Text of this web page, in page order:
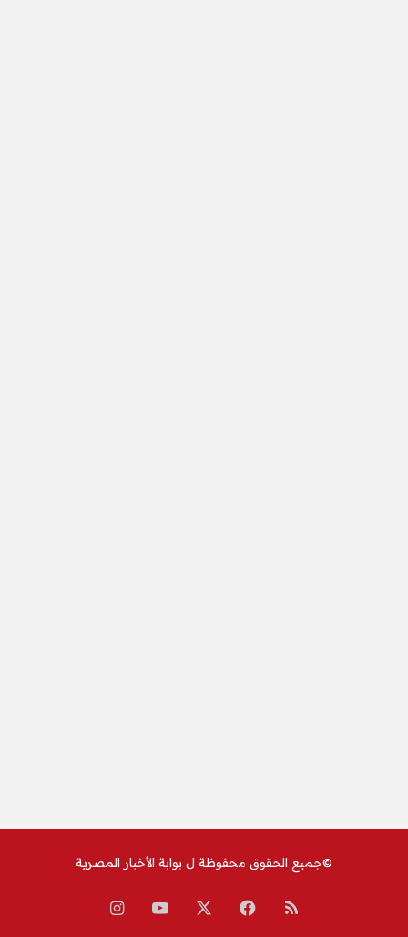
©جميع الحقوق محفوظة ل بوابة الأخبار المصرية
ملخص فيسبوك ‫YouTube